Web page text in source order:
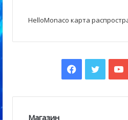
HelloMonaco карта
Facebook
Twitter
Магазин